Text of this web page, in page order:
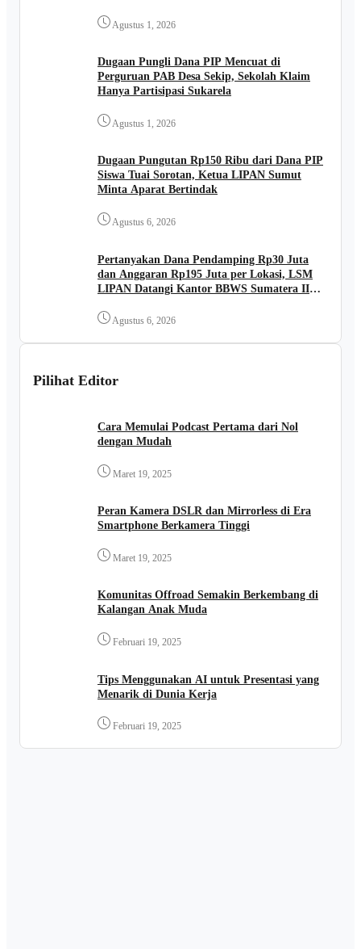
Agustus 1, 2026
Dugaan Pungli Dana PIP Mencuat di
Perguruan PAB Desa Sekip, Sekolah Klaim
Hanya Partisipasi Sukarela
Agustus 1, 2026
Dugaan Pungutan Rp150 Ribu dari Dana PIP
Siswa Tuai Sorotan, Ketua LIPAN Sumut
Minta Aparat Bertindak
Agustus 6, 2026
Pertanyakan Dana Pendamping Rp30 Juta
dan Anggaran Rp195 Juta per Lokasi, LSM
LIPAN Datangi Kantor BBWS Sumatera II
Agustus 6, 2026
Pilihat Editor
Cara Memulai Podcast Pertama dari Nol
dengan Mudah
Maret 19, 2025
Peran Kamera DSLR dan Mirrorless di Era
Smartphone Berkamera Tinggi
Maret 19, 2025
Komunitas Offroad Semakin Berkembang di
Kalangan Anak Muda
Februari 19, 2025
Tips Menggunakan AI untuk Presentasi yang
Menarik di Dunia Kerja
Februari 19, 2025